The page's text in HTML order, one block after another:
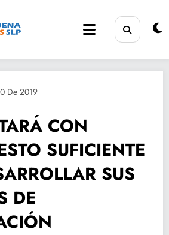
De 2019
CON
SUFICIENTE
SUS
DE